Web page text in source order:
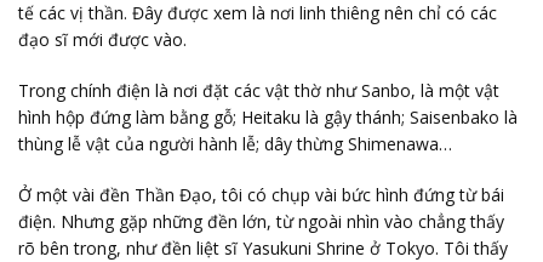
tế các vị thần. Đây được xem là nơi linh thiêng nên chỉ có các
đạo sĩ mới được vào.
Trong chính điện là nơi đặt các vật thờ như Sanbo, là một vật
hình hộp đứng làm bằng gỗ; Heitaku là gậy thánh; Saisenbako là
thùng lễ vật của người hành lễ; dây thừng Shimenawa…
Ở một vài đền Thần Đạo, tôi có chụp vài bức hình đứng từ bái
điện. Nhưng gặp những đền lớn, từ ngoài nhìn vào chẳng thấy
rõ bên trong, như đền liệt sĩ Yasukuni Shrine ở Tokyo. Tôi thấy